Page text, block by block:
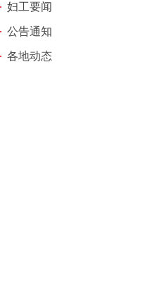
妇工要闻
公告通知
各地动态